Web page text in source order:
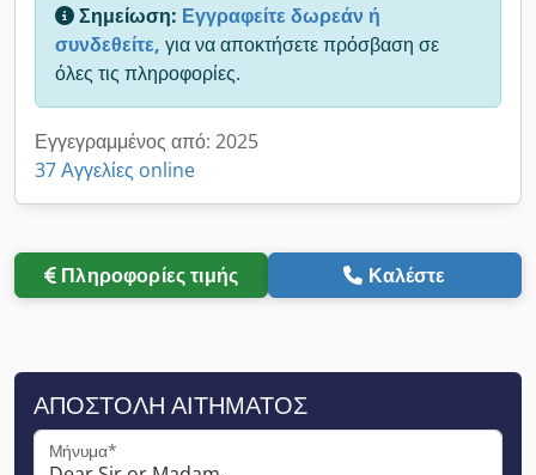
Σημείωση: Εγγραφείτε δωρεάν ή
συνδεθείτε, για να αποκτήσετε πρόσβαση σε
όλες τις πληροφορίες.
Εγγεγραμμένος από: 2025
37 Αγγελίες online
Πληροφορίες τιμής Καλέστε
ΑΠΟΣΤΟΛΉ ΑΙΤΉΜΑΤΟΣ
Μήνυμα*